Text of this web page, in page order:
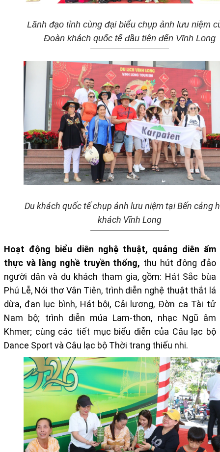
Lãnh đạo tỉnh cùng đại biểu chụp ảnh lưu niệm
Đoàn khách quốc tế đầu tiên đến Vĩnh Long
Du khách quốc tế chụp ảnh lưu niệm tại Bến cảng
khách Vĩnh Long
Hoạt động biểu diễn nghệ thuật, quảng diễn ẩm
thực và làng nghề truyền thống, thu hút đông đảo
người dân và du khách tham gia, gồm: Hát Sắc bùa
Phú Lễ, Nói thơ Vân Tiên, trình diễn nghệ thuật thắt lá
dừa, đan lục bình, Hát bội, Cải lương, Đờn ca Tài tử
Nam bộ; trình diễn múa Lam-thon, nhạc Ngũ âm
Khmer; cùng các tiết mục biểu diễn của Câu lạc bộ
Dance Sport và Câu lạc bộ Thời trang thiếu nhi.